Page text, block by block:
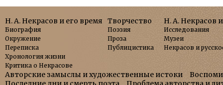
Н. А. Некрасов и его время
Биография
Окружение
Переписка
Хронология жизни
Критика о Некрасове
Творчество
Поэзия
Проза
Публицистика
Н. А. Некрасов
Исследования
Музеи
Некрасов и
Авторские замыслы и художественные истоки